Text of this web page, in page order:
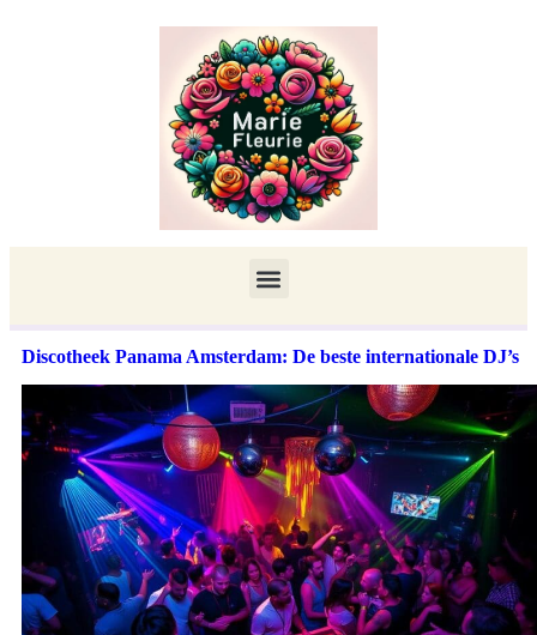
Discotheek Panama Amsterdam: De beste internationale DJ’s